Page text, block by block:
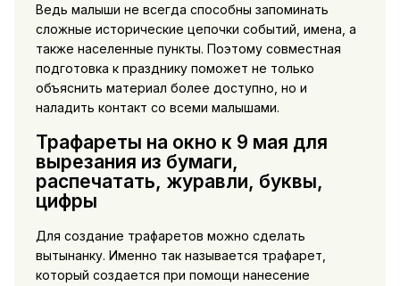
Ведь малыши не всегда способны запоминать
сложные исторические цепочки событий, имена, а
также населенные пункты. Поэтому совместная
подготовка к празднику поможет не только
объяснить материал более доступно, но и
наладить контакт со всеми малышами.
Трафареты на окно к 9 мая для
вырезания из бумаги,
распечатать, журавли, буквы,
цифры
Для создание трафаретов можно сделать
вытынанку. Именно так называется трафарет,
который создается при помощи нанесение